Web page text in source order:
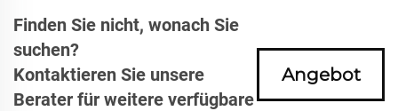
Finden Sie nicht, wonach Sie
suchen?
Kontaktieren Sie unsere
Berater für weitere verfügbare
Angebot